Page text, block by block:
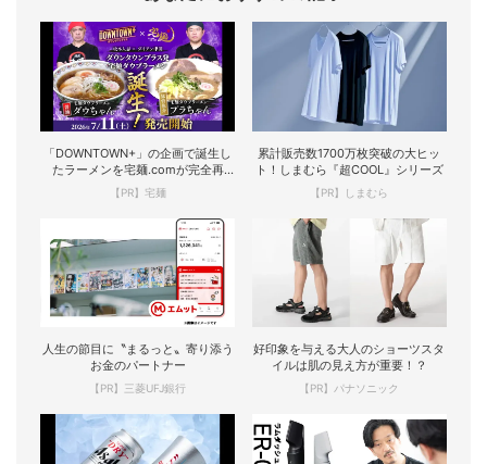
「DOWNTOWN+」の企画で誕生し
たラーメンを宅麺.comが完全再
現！
【PR】宅麺
累計販売数1700万枚突破の大ヒッ
ト！しまむら『超COOL』シリーズ
【PR】しまむら
人生の節目に〝まるっと〟寄り添う
お金のパートナー
【PR】三菱UFJ銀行
好印象を与える大人のショーツスタ
イルは肌の見え方が重要！？
【PR】パナソニック